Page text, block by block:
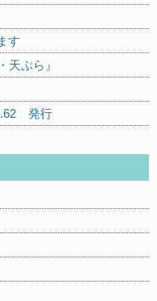
す
天ぷら』
発行